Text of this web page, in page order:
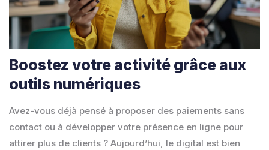
Boostez votre activité grâce aux
outils numériques
Avez-vous déjà pensé à proposer des paiements sans
contact ou à développer votre présence en ligne pour
attirer plus de clients ? Aujourd’hui, le digital est bien